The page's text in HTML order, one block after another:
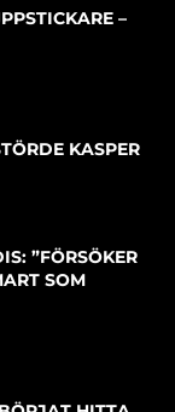
–
KASPER
”FÖRSÖKER
SOM